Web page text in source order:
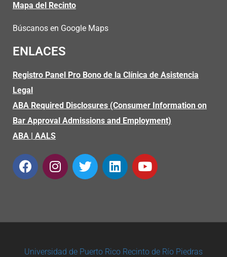
Mapa del Recinto
Búscanos en Google Maps
ENLACES
Registro Panel Pro Bono de la Clínica de Asistencia
Legal
ABA Required Disclosures (Consumer Information on
Bar Approval Admissions and Employment)
ABA | AALS
Universidad de Puerto Rico Recinto de Río Piedras